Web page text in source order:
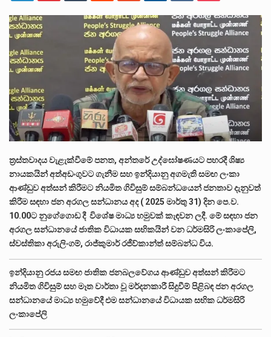
2011 වසරේදී දේශපාලන හා මානව හිමිකම් ක්‍රියාකාරීන් වන ලලිත්කුමාර් වීරරාජ් සහ කුගන් මුරුගානන්දන් යාපනයේදී අතුරුදන්…
ගොවියන්ගේ ප්‍රශ්න, ධීවරයන්ගේ ප්‍රශ්න, සෞඛය ප්‍රශ්න, වැටු ප්‍ර්ශ්න, රැකියා විරහිත ප්‍රශ්න මේ සියලු ප්‍රශ්නවලට තනි…
ත්‍රස්තවාදය වැළැක්වීමේ පනත, අන්තරේ උද්⁣ඝෝෂණයට පහරදී ශිෂ්‍ය
නායකයින් අත්අඩංගුවට ගැනීම සහ ඉන්දියානු අගමැති සමඟ ලංකා
ආණ්ඩුව අත්සන් කිරීමට නියමිත ගිවිසුම් සම්බන්ධයෙන් ජනතාව දැනුවත්
කිරීම සඳහා ජන අරගල සන්ධානය අද ( 2025 මාර්තු 31) දින පෙ.ව.
10.00ට නුගේගොඩ දී විශේෂ මාධ්‍ය හමුවක් කැඳවන ලදී. මේ සඳහා ජන
අරගල සන්ධානයේ ජාතික විධායක සභිකයින් වන ධර්මසිරි ලංකාපේලි,
ස්වස්තිකා අරුලිංගම්, රාජ්කුමාර් රජීව්කාන්ත් සම්බන්ධ විය.
ඉන්දියානු රජය සමඟ ජාතික ජනබලවේගය ආණ්ඩුව අත්සන් කිරීමට
නියමිත ගිවිසුම් සහ මෑත වාර්තා වූ මර්දනකාරී සිදුවීම් පිළිබඳ ජන අරගල
සන්ධානයේ මාධ්‍ය හමුවේදී එම සන්ධානයේ විධායක සභික ධර්මසිරි
ලංකාපේලි